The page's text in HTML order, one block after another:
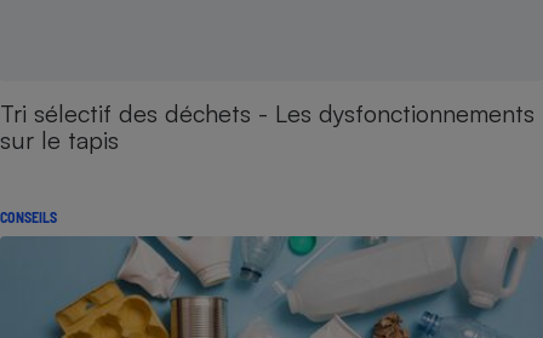
Tri sélectif des déchets - Les dysfonctionnements
sur le tapis
CONSEILS